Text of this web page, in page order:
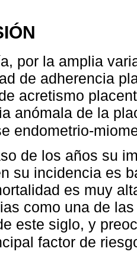
por la amplia
de adherencia
acretismo
anómala de la
endometrio-
de los años su
su incidencia es
es muy
como una de
este siglo, y
factor de